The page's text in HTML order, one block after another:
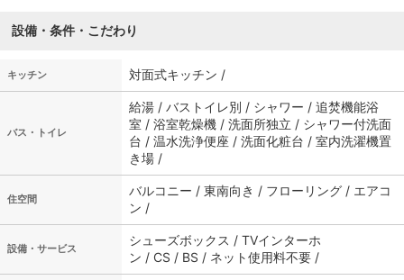
設備・条件・こだわり
キッチン 対面式キッチン /
バス・トイレ
給湯 / バストイレ別 / シャワー / 追焚機能浴
室 / 浴室乾燥機 / 洗面所独立 / シャワー付洗面
台 / 温水洗浄便座 / 洗面化粧台 / 室内洗濯機置
き場 /
住空間
バルコニー / 東南向き / フローリング / エアコ
ン /
設備・サービス
シューズボックス / TVインターホ
ン / CS / BS / ネット使用料不要 /